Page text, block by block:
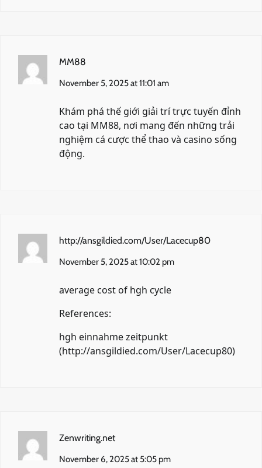
MM88
November 5, 2025 at 11:01 am
Khám phá thế giới giải trí trực tuyến đỉnh
cao tại MM88, nơi mang đến những trải
nghiệm cá cược thể thao và casino sống
động.
http://ansgildied.com/User/Lacecup80
November 5, 2025 at 10:02 pm
average cost of hgh cycle
References:
hgh einnahme zeitpunkt
(http://ansgildied.com/User/Lacecup80)
Zenwriting.net
November 6, 2025 at 5:05 pm